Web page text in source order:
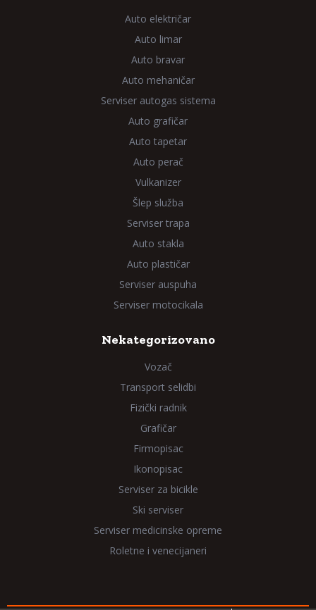
Auto električar
Auto limar
Auto bravar
Auto mehaničar
Serviser autogas sistema
Auto grafičar
Auto tapetar
Auto perač
Vulkanizer
Šlep služba
Serviser trapa
Auto stakla
Auto plastičar
Serviser auspuha
Serviser motocikala
Nekategorizovano
Vozač
Transport selidbi
Fizički radnik
Grafičar
Firmopisac
Ikonopisac
Serviser za bicikle
Ski serviser
Serviser medicinske opreme
Roletne i venecijaneri